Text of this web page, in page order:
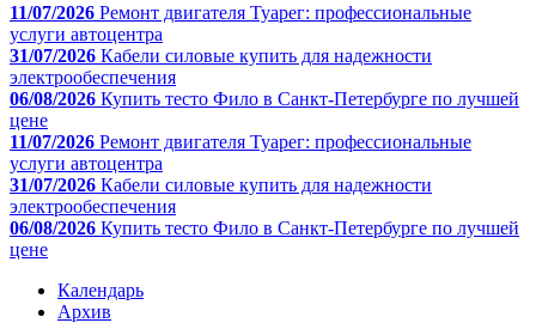
11/07/2026 Ремонт двигателя Туарег: профессиональные
услуги автоцентра
31/07/2026 Кабели силовые купить для надежности
электрообеспечения
06/08/2026 Купить тесто Фило в Санкт-Петербурге по лучшей
цене
11/07/2026 Ремонт двигателя Туарег: профессиональные
услуги автоцентра
31/07/2026 Кабели силовые купить для надежности
электрообеспечения
06/08/2026 Купить тесто Фило в Санкт-Петербурге по лучшей
цене
Календарь
Архив